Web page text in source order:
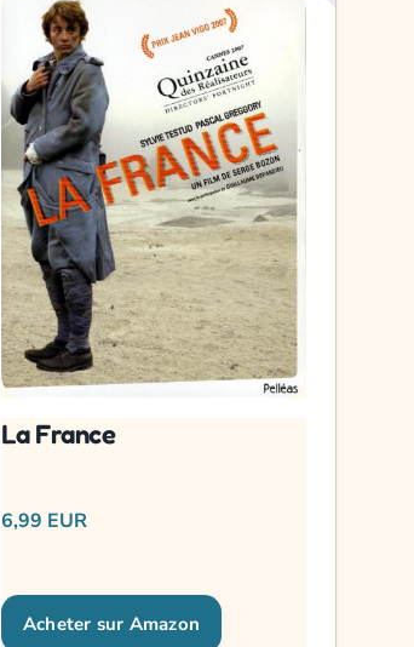
La France
6,99 EUR
Acheter sur Amazon